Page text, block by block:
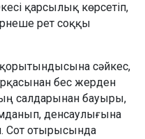
қарсылық көрсетіп,
рет соққы
сәйкес,
бес жерден
салдарынан бауыры,
денсаулығына
Сот отырысында